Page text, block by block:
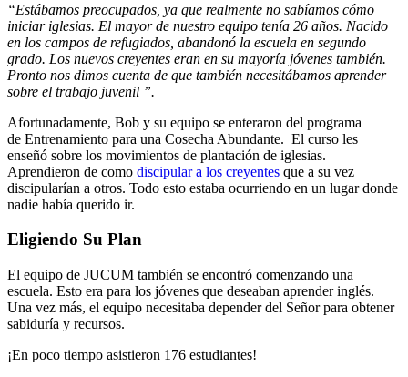
“Estábamos preocupados, ya que realmente no sabíamos cómo
iniciar iglesias. El mayor de nuestro equipo tenía 26 años. Nacido
en los campos de refugiados, abandonó la escuela en segundo
grado. Los nuevos creyentes eran en su mayoría jóvenes también.
Pronto nos dimos cuenta de que también necesitábamos aprender
sobre el trabajo juvenil ”.
Afortunadamente, Bob y su equipo se enteraron del programa
de Entrenamiento para una Cosecha Abundante. El curso les
enseñó sobre los movimientos de plantación de iglesias.
Aprendieron de como discipular a los creyentes que a su vez
discipularían a otros. Todo esto estaba ocurriendo en un lugar donde
nadie había querido ir.
Eligiendo Su Plan
El equipo de JUCUM también se encontró comenzando una
escuela. Esto era para los jóvenes que deseaban aprender inglés.
Una vez más, el equipo necesitaba depender del Señor para obtener
sabiduría y recursos.
¡En poco tiempo asistieron 176 estudiantes!